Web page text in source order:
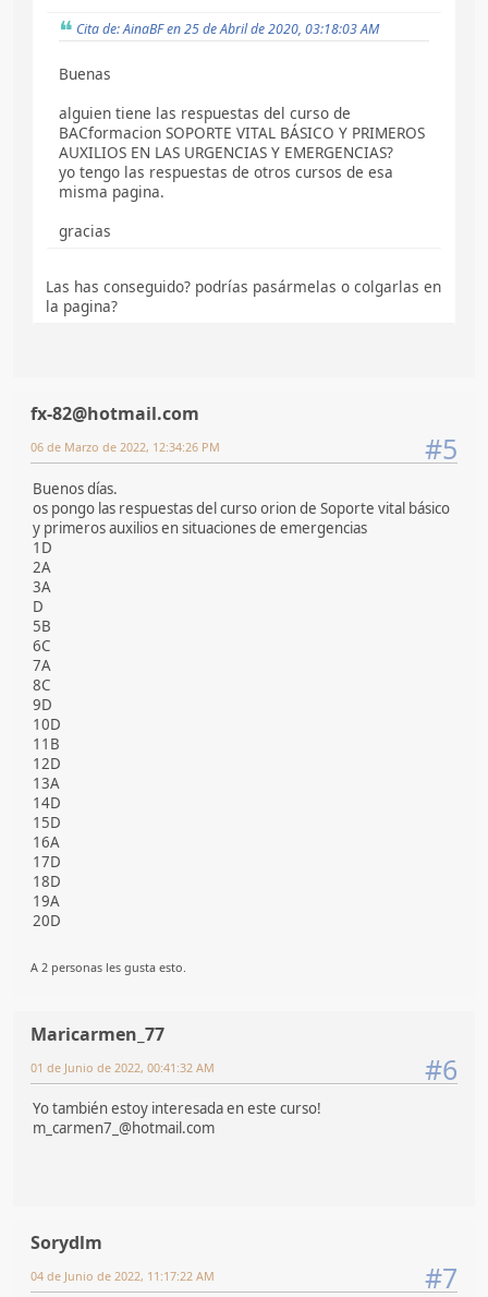
Cita de: AinaBF en 25 de Abril de 2020, 03:18:03 AM
Buenas
alguien tiene las respuestas del curso de
BACformacion SOPORTE VITAL BÁSICO Y PRIMEROS
AUXILIOS EN LAS URGENCIAS Y EMERGENCIAS?
yo tengo las respuestas de otros cursos de esa
misma pagina.
gracias
Las has conseguido? podrías pasármelas o colgarlas en
la pagina?
fx-82@hotmail.com
#5
06 de Marzo de 2022, 12:34:26 PM
Buenos días.
os pongo las respuestas del curso orion de Soporte vital básico
y primeros auxilios en situaciones de emergencias
1D
2A
3A
D
5B
6C
7A
8C
9D
10D
11B
12D
13A
14D
15D
16A
17D
18D
19A
20D
A 2 personas les gusta esto.
Maricarmen_77
#6
01 de Junio de 2022, 00:41:32 AM
Yo también estoy interesada en este curso!
m_carmen7_@hotmail.com
Sorydlm
#7
04 de Junio de 2022, 11:17:22 AM